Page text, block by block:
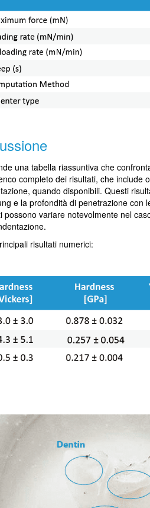
una tabella riassuntiva che
completo dei risultati, che include
quando disponibili. Questi
e la profondità di penetrazione con
possono variare notevolmente nel
risultati numerici: